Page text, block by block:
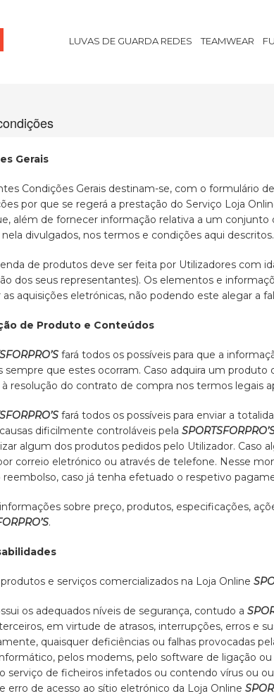
LUVAS DE GUARDA REDES TEAMWEAR
Gerais
Condições Gerais destinam-se, com o formulário
por que se regerá a prestação do Serviço Loja
além de fornecer informação relativa a um
divulgados, nos termos e condições aqui descritos.
de produtos deve ser feita por Utilizadores com
dos seus representantes). Os elementos e
as aquisições eletrónicas, não podendo este alegar a
de Produto e Conteúdos
fará todos os possíveis para que a
sempre que estes ocorram. Caso adquira um
resolução do contrato de compra nos termos legais
fará todos os possíveis para enviar a
dificilmente controláveis pela
algum dos produtos pedidos pelo Utilizador. Caso
correio eletrónico ou através de telefone. Nesse
reembolso, caso já tenha efetuado o respetivo
sobre preço, produtos, especificações,
.
e serviços comercializados na Loja Online
os adequados níveis de segurança, contudo a
em virtude de atrasos, interrupções, erros e
quaisquer deficiências ou falhas provocadas
pelos modems, pelo software de ligação
serviço de ficheiros infetados ou contendo vírus ou
erro de acesso ao sítio eletrónico da Loja Online